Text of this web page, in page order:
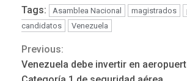
Tags: Asamblea Nacional magistrados
candidatos
Venezuela
Continue
Previous:
Venezuela debe invertir en